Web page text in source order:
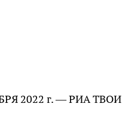
2022 г. — РИА ТВОИ